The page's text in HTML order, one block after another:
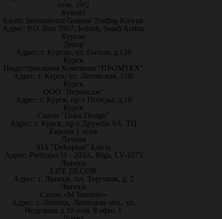
пом. 19/2
Кувейт
Exotic International General Trading Kuwait
Адрес: P.O. Box 3507, Jeddah, Saudi Arabia
Курган
Декор
Адрес: г. Курган, ул. Гоголя, д.128
Курск
Индустриальная Компания "ПРОМТЕХ"
Адрес: г. Курск, ул. Литовская, 12В
Курск
ООО "Вернисаж"
Адрес: г. Курск, пр-т Победы, д.10
Курск
Салон "Doka Design"
Адрес: г. Курск, пр-т Дружбы 9А, ТЦ
Европа 1 этаж
Латвия
SIA "Dekoplast" Latvia
Адрес: Piedrujas 11 - 203A, Riga, LV-1073
Липецк
LIFE DÉCOR
Адрес: г. Липецк, пл. Торговая, д. 2
Липецк
Салон «M`Interiors»
Адрес: г. Липецк, Липецкая обл., ул.
Неделина д.10 пом. 8 офис 1